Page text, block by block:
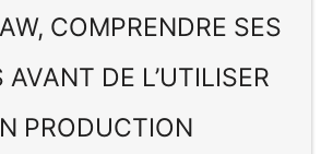
COMPRENDRE SES
AVANT DE L’UTILISER
PRODUCTION